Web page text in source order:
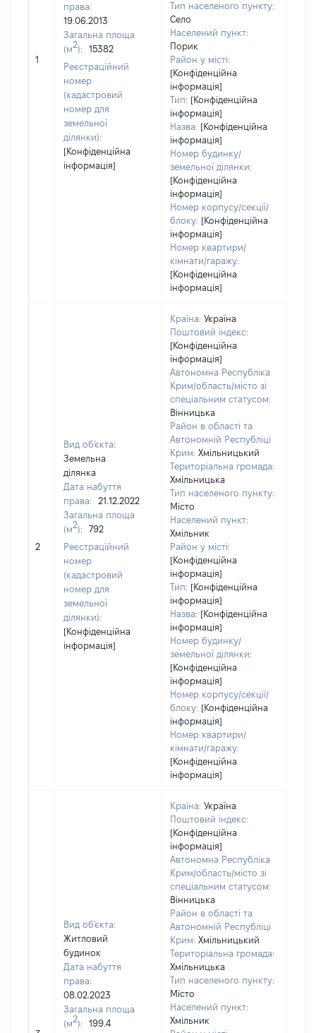
1
права:
19.06.2013
Загальна площа
(м2):
15382
Реєстраційний
номер
(кадастровий
номер для
земельної
ділянки):
[Конфіденційна
інформація]
Тип населеного пункту:
Село
Населений пункт:
Порик
Район у місті:
[Конфіденційна
інформація]
Тип: [Конфіденційна
інформація]
Назва: [Конфіденційна
інформація]
Номер будинку/
земельної ділянки:
[Конфіденційна
інформація]
Номер корпусу/секції/
блоку: [Конфіденційна
інформація]
Номер квартири/
кімнати/гаражу:
[Конфіденційна
інформація]
2
Вид об'єкта:
Земельна
ділянка
Дата набуття
права:
21.12.2022
Загальна площа
(м2):
792
Реєстраційний
номер
(кадастровий
номер для
земельної
ділянки):
[Конфіденційна
інформація]
Країна: Україна
Поштовий індекс:
[Конфіденційна
інформація]
Автономна Республіка
Крим/область/місто зі
спеціальним статусом:
Вінницька
Район в області та
Автономній Республіці
Крим: Хмільницький
Територіальна громада:
Хмільницька
Тип населеного пункту:
Місто
Населений пункт:
Хмільник
Район у місті:
[Конфіденційна
інформація]
Тип: [Конфіденційна
інформація]
Назва: [Конфіденційна
інформація]
Номер будинку/
земельної ділянки:
[Конфіденційна
інформація]
Номер корпусу/секції/
блоку: [Конфіденційна
інформація]
Номер квартири/
кімнати/гаражу:
[Конфіденційна
інформація]
Вид об'єкта:
Житловий
будинок
Дата набуття
права:
08.02.2023
Загальна площа
(м2): 199.4
Країна: Україна
Поштовий індекс:
[Конфіденційна
інформація]
Автономна Республіка
Крим/область/місто зі
спеціальним статусом:
Вінницька
Район в області та
Автономній Республіці
Крим: Хмільницький
Територіальна громада:
Хмільницька
Тип населеного пункту:
Місто
Населений пункт:
Хмільник